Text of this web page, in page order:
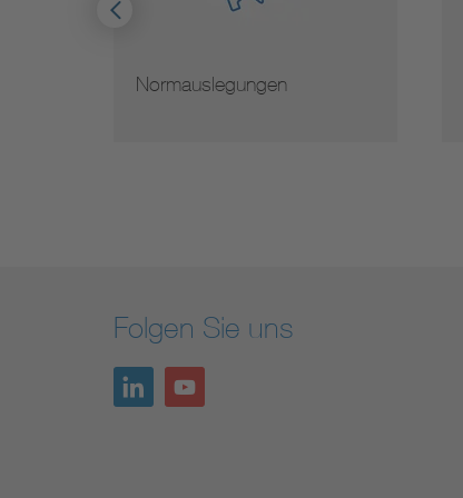
Hinweise zur Vervielfältigung
Folgen Sie uns